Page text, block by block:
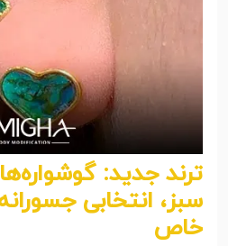
ترند جدید:
سبز، انتخابی
خاص